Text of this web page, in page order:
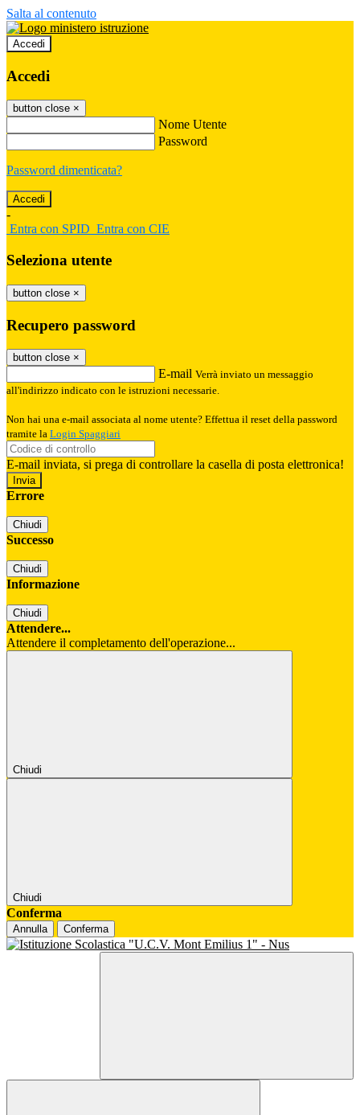
Salta al contenuto
Accedi
Accedi
button close ×
Nome Utente
Password
Password dimenticata?
-
Entra con SPID Entra con CIE
Seleziona utente
button close ×
Recupero password
button close ×
E-mail Verrà inviato un messaggio
all'indirizzo indicato con le istruzioni necessarie.
Non hai una e-mail associata al nome utente? Effettua il reset della password
tramite la Login Spaggiari
E-mail inviata, si prega di controllare la casella di posta elettronica!
Errore
Chiudi
Successo
Chiudi
Informazione
Chiudi
Attendere...
Attendere il completamento dell'operazione...
Chiudi
Chiudi
Conferma
Annulla Conferma